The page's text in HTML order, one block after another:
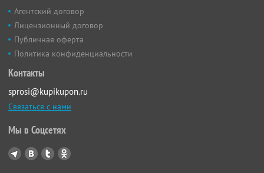
Агентский договор
Лицензионный договор
Публичная оферта
Политика конфиденциальности
Контакты
sprosi@kupikupon.ru
Связаться с нами
Мы в Соцсетях